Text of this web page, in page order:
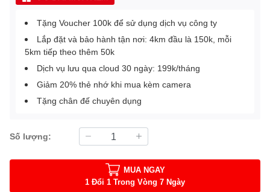
Tặng Voucher 100k để sử dụng dịch vụ công ty
Lắp đặt và bảo hành tận nơi: 4km đầu là 150k, mỗi
5km tiếp theo thêm 50k
Dịch vụ lưu qua cloud 30 ngày: 199k/tháng
Giảm 20% thẻ nhớ khi mua kèm camera
Tặng chân đế chuyên dụng
Số lượng:
MUA NGAY
1 Đổi 1 Trong Vòng 7 Ngày